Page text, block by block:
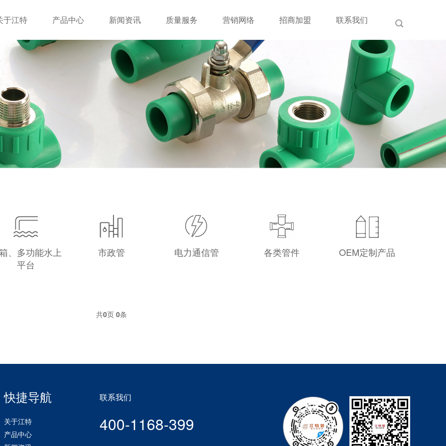
于江特 产品中心 新闻资讯 质量服务 营销网络 招商加盟 联系我们
、多功能水上
平台
市政管 电力通信管 各类管件 OEM定制产品
共0页 0条
快捷导航
关于江特
产品中心
联系我们
400-1168-399